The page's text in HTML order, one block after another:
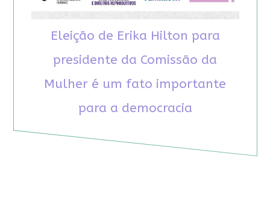
Eleição de Erika Hilton para
presidente da Comissão da
Mulher é um fato importante
para a democracia